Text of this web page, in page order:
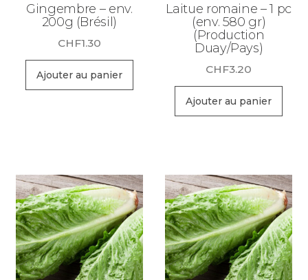
Gingembre – env.
200g (Brésil)
CHF1.30
Ajouter au panier
Laitue romaine – 1 pc
(env. 580 gr)
(Production
Duay/Pays)
CHF3.20
Ajouter au panier